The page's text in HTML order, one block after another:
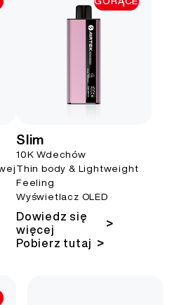
Slim
10K Wdechów
Thin body & Lightweight
Feeling
Wyświetlacz OLED
Dowiedz się
więcej
>
Pobierz tutaj >